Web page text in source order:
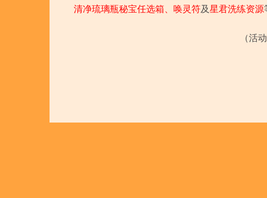
清净琉璃瓶秘宝任选箱、唤灵符及星君洗练资源
（活